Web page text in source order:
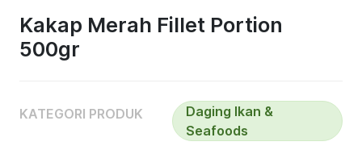
Kakap Merah Fillet Portion
500gr
KATEGORI PRODUK
Daging Ikan &
Seafoods